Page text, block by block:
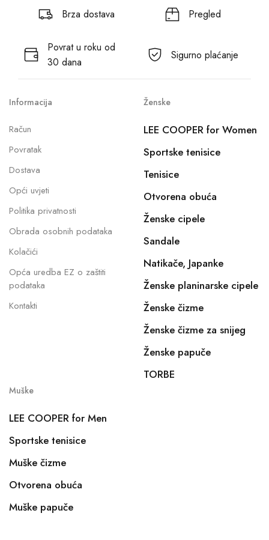
Brza dostava Pregled
Povrat u roku od
30 dana
Sigurno plaćanje
Informacija
Račun
Povratak
Dostava
Opći uvjeti
Politika privatnosti
Obrada osobnih podataka
Kolačići
Opća uredba EZ o zaštiti
podataka
Kontakti
Ženske
LEE COOPER for Women
Sportske tenisice
Tenisice
Otvorena obuća
Ženske cipele
Sandale
Natikače, Japanke
Ženske planinarske cipele
Ženske čizme
Ženske čizme za snijeg
Ženske papuče
TORBE
Muške
LEE COOPER for Men
Sportske tenisice
Muške čizme
Otvorena obuća
Muške papuče